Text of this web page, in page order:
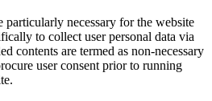
necessary for the website
to collect user personal data via
contents are termed as non-necessary
user consent prior to running